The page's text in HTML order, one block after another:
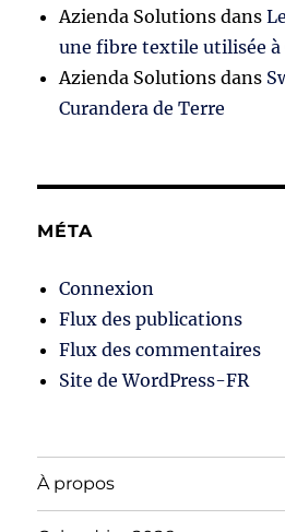
Azienda Solutions dans
une fibre textile utilisée à
Azienda Solutions dans
Curandera de Terre
MÉTA
Connexion
Flux des publications
Flux des commentaires
Site de WordPress-FR
À propos